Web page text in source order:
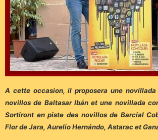
A cette occasion, il proposera une
novillos de Baltasar Ibán et une novillada
Sortiront en piste des novillos de Barcial
Flor de Jara, Aurelio Hernándo, Astarac et